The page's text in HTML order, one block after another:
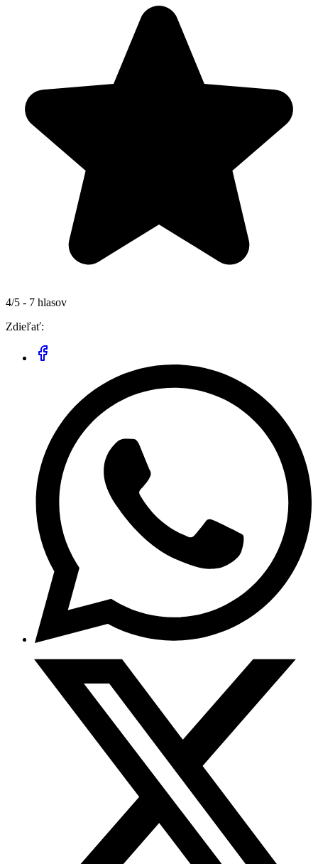
4/5 - 7 hlasov
Zdieľať: